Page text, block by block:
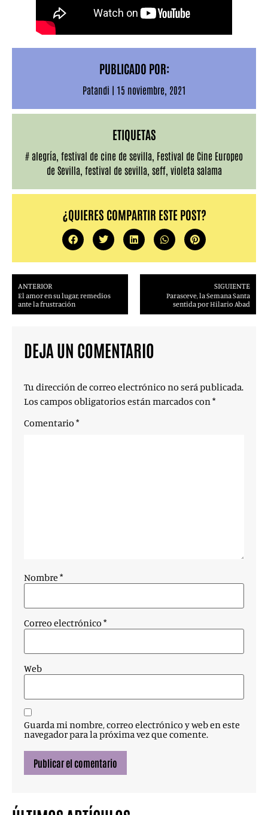
PUBLICADO POR:
Patandi | 15 noviembre, 2021
ETIQUETAS
# alegría festival de cine de sevilla Festival de Cine Europeo
de Sevilla festival de sevilla seff, violeta salama
¿QUIERES COMPARTIR ESTE POST?
ANTERIOR
El amor en su lugar, remedios
ante la frustración
SIGUIENTE
Parasceve, la Semana Santa
sentida por Hilario Abad
DEJA UN COMENTARIO
Tu dirección de correo electrónico no será publicada.
Los campos obligatorios están marcados con*
Comentario *
Nombre *
Correo electrónico *
Web
Guarda mi nombre, correo electrónico y web en este
navegador para la próxima vez que comente.